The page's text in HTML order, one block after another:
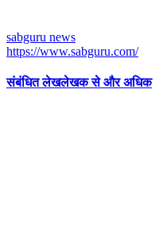
sabguru news
https://www.sabguru.com/
संबंधित लेखलेखक से और अधिक